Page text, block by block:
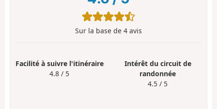
Sur la base de 4 avis
Facilité à suivre l'itinéraire
4.8 / 5
Intérêt du circuit de
randonnée
4.5 / 5